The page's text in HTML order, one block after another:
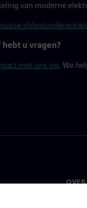
van moderne
en/
u vragen?
met ons op. We